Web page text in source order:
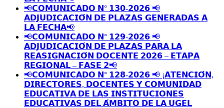
📢𝗖𝗢𝗠𝗨𝗡𝗜𝗖𝗔𝗗𝗢 𝗡° 𝟭𝟯𝟬-𝟮𝟬𝟮𝟲 📢
𝗔𝗗𝗝𝗨𝗗𝗜𝗖𝗔𝗖𝗜𝗢́𝗡 𝗗𝗘 𝗣𝗟𝗔𝗭𝗔𝗦 𝗚𝗘𝗡𝗘𝗥𝗔𝗗𝗔𝗦 𝗔
𝗟𝗔 𝗙𝗘𝗖𝗛𝗔📢
📢𝗖𝗢𝗠𝗨𝗡𝗜𝗖𝗔𝗗𝗢 𝗡° 𝟭𝟮𝟵-𝟮𝟬𝟮𝟲 📢
𝗔𝗗𝗝𝗨𝗗𝗜𝗖𝗔𝗖𝗜𝗢́𝗡 𝗗𝗘 𝗣𝗟𝗔𝗭𝗔𝗦 𝗣𝗔𝗥𝗔 𝗟𝗔
𝗥𝗘𝗔𝗦𝗜𝗚𝗡𝗔𝗖𝗜𝗢́𝗡 𝗗𝗢𝗖𝗘𝗡𝗧𝗘 𝟮𝟬𝟮𝟲 – 𝗘𝗧𝗔𝗣𝗔
𝗥𝗘𝗚𝗜𝗢𝗡𝗔𝗟 – 𝗙𝗔𝗦𝗘 𝟮📢
📢𝗖𝗢𝗠𝗨𝗡𝗜𝗖𝗔𝗗𝗢 𝗡° 𝟭𝟮𝟴-𝟮𝟬𝟮𝟲 📢 ¡𝗔𝗧𝗘𝗡𝗖𝗜𝗢́𝗡,
𝗗𝗜𝗥𝗘𝗖𝗧𝗢𝗥𝗘𝗦, 𝗗𝗢𝗖𝗘𝗡𝗧𝗘𝗦 𝗬 𝗖𝗢𝗠𝗨𝗡𝗜𝗗𝗔𝗗
𝗘𝗗𝗨𝗖𝗔𝗧𝗜𝗩𝗔 𝗗𝗘 𝗟𝗔𝗦 𝗜𝗡𝗦𝗧𝗜𝗧𝗨𝗖𝗜𝗢𝗡𝗘𝗦
𝗘𝗗𝗨𝗖𝗔𝗧𝗜𝗩𝗔𝗦 𝗗𝗘𝗟 𝗔́𝗠𝗕𝗜𝗧𝗢 𝗗𝗘 𝗟𝗔 𝗨𝗚𝗘𝗟